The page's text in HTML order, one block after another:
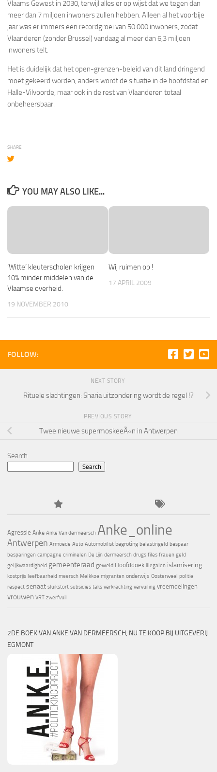
Vlaams Gewest in 2030, terwijl alles er op wijst dat we tegen dan
meer dan 7 miljoen inwoners zullen hebben. Alleen al het voorbije
jaar was er immers een recordgroei van 50.000 inwoners, zodat
Vlaanderen (zonder Brussel) vandaag al meer dan 6,3 miljoen
inwoners telt.
Het is duidelijk dat het open-grenzen-beleid van dit land dringend
moet gekeerd worden, anders wordt de situatie in de hoofdstad en
Halle-Vilvoorde, maar ook in de rest van Vlaanderen totaal
onbeheersbaar.
SHARE
YOU MAY ALSO LIKE...
‘Witte’ kleuterscholen krijgen
10% minder middelen van de
Vlaamse overheid.
19 NOVEMBER 2010
Wij ruimen op !
17 APRIL 2009
FOLLOW:
NEXT STORY
Rituele slachtingen: Sharia uitzondering wordt de regel !?
PREVIOUS STORY
Twee nieuwe supermoskeeÃ«n in Antwerpen
Search
Search
Agressie Anke Anke Van dermeersch Anke_online
Antwerpen Armoede Auto Automobilist begroting belastingeld bespaar
besparingen campagne criminelen De Lijn dermeersch drugs files frauen geld
gelijkwaardigheid gemeenteraad geweld Hoofddoek illegalen islamisering
kostprijs leefbaarheid meersch Melkkoe migranten onderwijs Oosterweel politie
respect senaat sluikstort subsidies taks verkrachting vervuiling vreemdelingen
vrouwen VRT zwerfvuil
2DE BOEK VAN ANKE VAN DERMEERSCH, NU TE KOOP BIJ UITGEVERIJ
EGMONT